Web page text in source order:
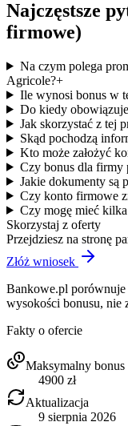
Najczęstsze
firmowe)
Na czym polega
Agricole?+
Ile wynosi bonus w
Do kiedy
Jak skorzystać z tej
Skąd pochodzą
Kto może założyć
Czy bonus dla firmy
Jakie dokumenty są
Czy konto firmowe
Czy mogę mieć
Skorzystaj z oferty
Przejdziesz na stronę
Złóż wniosek
Bankowe.pl
wysokości bonusu, nie
Fakty o ofercie
Maksymalny bonus
4900 zł
Aktualizacja
9 sierpnia 2026